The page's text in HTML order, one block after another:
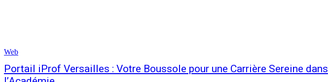
Web
Portail iProf Versailles : Votre Boussole pour une Carrière Sereine dans